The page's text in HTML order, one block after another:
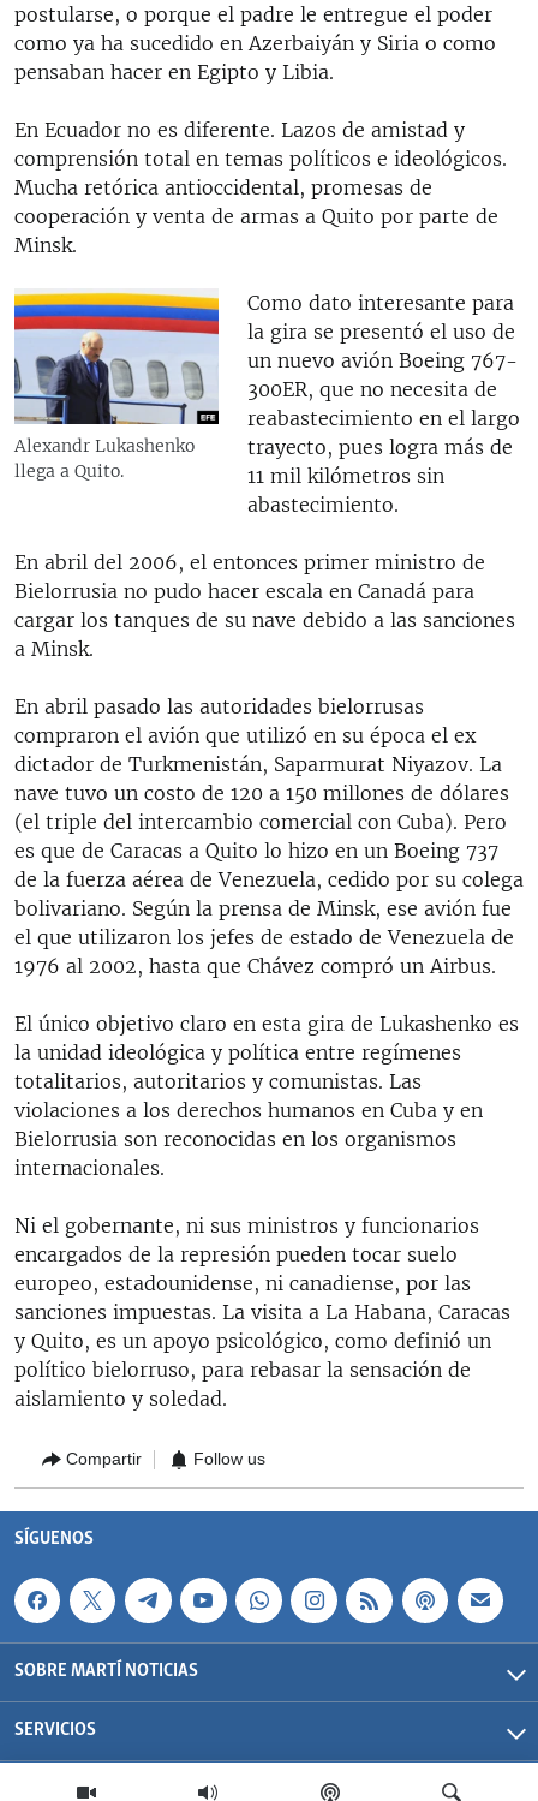
postularse, o porque el padre le entregue el poder
como ya ha sucedido en Azerbaiyán y Siria o como
pensaban hacer en Egipto y Libia.
En Ecuador no es diferente. Lazos de amistad y
comprensión total en temas políticos e ideológicos.
Mucha retórica antioccidental, promesas de
cooperación y venta de armas a Quito por parte de
Minsk.
Alexandr Lukashenko
llega a Quito.
Como dato interesante para
la gira se presentó el uso de
un nuevo avión Boeing 767-
300ER, que no necesita de
reabastecimiento en el largo
trayecto, pues logra más de
11 mil kilómetros sin
abastecimiento.
En abril del 2006, el entonces primer ministro de
Bielorrusia no pudo hacer escala en Canadá para
cargar los tanques de su nave debido a las sanciones
a Minsk.
En abril pasado las autoridades bielorrusas
compraron el avión que utilizó en su época el ex
dictador de Turkmenistán, Saparmurat Niyazov. La
nave tuvo un costo de 120 a 150 millones de dólares
(el triple del intercambio comercial con Cuba). Pero
es que de Caracas a Quito lo hizo en un Boeing 737
de la fuerza aérea de Venezuela, cedido por su colega
bolivariano. Según la prensa de Minsk, ese avión fue
el que utilizaron los jefes de estado de Venezuela de
1976 al 2002, hasta que Chávez compró un Airbus.
El único objetivo claro en esta gira de Lukashenko es
la unidad ideológica y política entre regímenes
totalitarios, autoritarios y comunistas. Las
violaciones a los derechos humanos en Cuba y en
Bielorrusia son reconocidas en los organismos
internacionales.
Ni el gobernante, ni sus ministros y funcionarios
encargados de la represión pueden tocar suelo
europeo, estadounidense, ni canadiense, por las
sanciones impuestas. La visita a La Habana, Caracas
y Quito, es un apoyo psicológico, como definió un
político bielorruso, para rebasar la sensación de
aislamiento y soledad.
Compartir Follow us
SÍGUENOS
SOBRE MARTÍ NOTICIAS
SERVICIOS
Martí Noticias| 2026 | OCB | Todos los derechos reservados.